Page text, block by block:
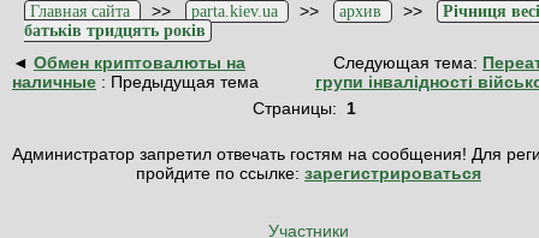
Главная сайта >> parta.kiev.ua >> архив >>
Річниця
батьків тридцять років
◄ Обмен криптовалюты на
наличные : Предыдущая тема
Следующая тема:
групи інвалідності
Страницы: 1
Администратор запретил отвечать гостям на сообщения! Для
пройдите по ссылке: зарегистрироваться
Участники